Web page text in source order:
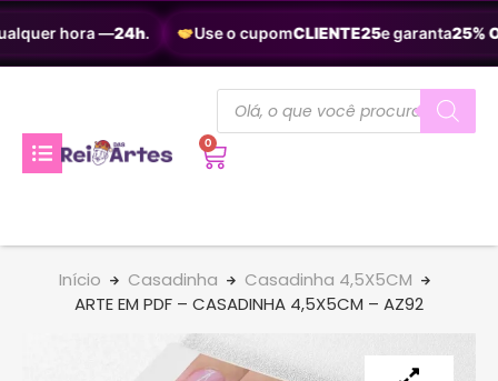
hora —24h. Use o cupomCLIENTE25e garanta25%
0
Início Casadinha
Casadinha 4,5X5CM
ARTE EM PDF – CASADINHA 4,5X5CM – AZ92